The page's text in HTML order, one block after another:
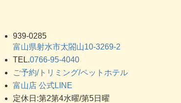
939-0285
富山県射水市太閤山10-3269-2
TEL.0766-95-4040
ご予約/トリミング/ペットホテル
富山店 公式LINE
定休日:第2第4水曜/第5日曜